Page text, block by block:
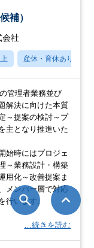
補）
会社
産休・育休あり
管理者業務並び
解決に向けた本質
～提案の検討～プ
主となり推進いた
始時にはプロジェ
～業務設計・構築
用化～改善提案ま
メンバー層で対応
行います。
…続きを読む